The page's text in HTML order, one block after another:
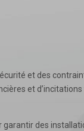
et des
et
garantir des